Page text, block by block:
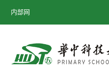
内部网